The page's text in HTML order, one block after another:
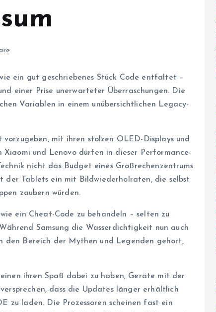
ein gut geschriebenes Stück Code entfaltet –
einer Prise unerwarteter Überraschungen. Die
Variablen in einem unübersichtlichen Legacy-
mit ihren stolzen OLED-Displays und
Xiaomi und Lenovo dürfen in dieser Performance-
nicht das Budget eines Großrechenzentrums
der Tablets ein mit Bildwiederholraten, die selbst
zaubern würden.
ein Cheat-Code zu behandeln – selten zu
Samsung die Wasserdichtigkeit nun auch
den Bereich der Mythen und Legenden gehört,
ihren Spaß dabei zu haben, Geräte mit der
dass die Updates länger erhältlich
zu laden. Die Prozessoren scheinen fast ein